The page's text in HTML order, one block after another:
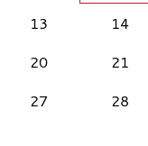
13 14
20 21
27 28